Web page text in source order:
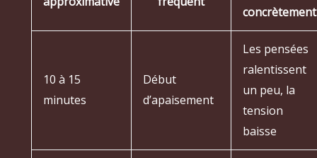
concrètement
10 à 15
minutes
Début
d’apaisement
Les pensées
ralentissent
un peu, la
tension
baisse